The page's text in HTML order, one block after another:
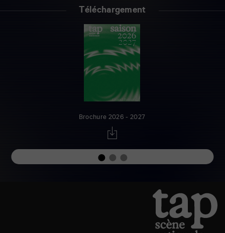
Téléchargement
Brochure 2026 - 2027